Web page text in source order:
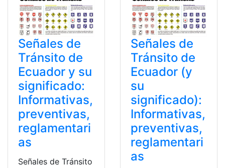
Señales de
Tránsito de
Ecuador y su
significado:
Informativas,
preventivas,
reglamentari
as
Señales de Tránsito
Señales de
Tránsito de
Ecuador (y
su
significado):
Informativas,
preventivas,
reglamentari
as